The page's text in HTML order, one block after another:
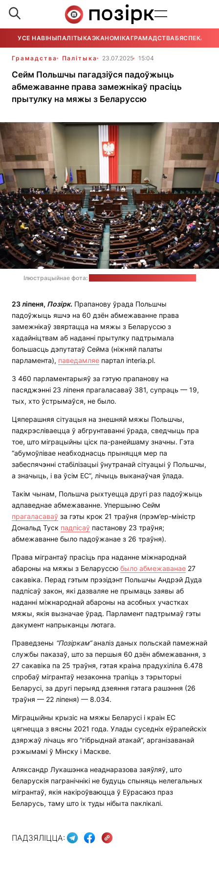
УСЕ НАВІНЫПАЛІТЫКАЭКАНОМІКАГРАМАДСТВАБЯСПЕКА
Грамадства Палітыка 23.07.2025 15:04
Cейм Польшчы пагадзіўся падоўжыць
абмежаванне права замежнікаў прасіць
прытулку на мяжы з Беларуссю
Ілюстрацыйнае фота:
23 ліпеня, Позірк. Прапанову ўрада Польшчы
падоўжыць яшчэ на 60 дзён абмежаванне права
замежнікаў звяртацца на мяжы з Беларуссю з
хадайніцтвам аб наданні прытулку падтрымала
большасць дэпутатаў Сейма (ніжняй палаты
парламента), паведамляе партал interia.pl.
З 460 парламентарыяў за гэтую прапанову на
пасяджэнні 23 ліпеня прагаласаваў 381, супраць — 19,
тых, хто ўстрымаўся, не было.
Цяперашняя сітуацыя на знешняй мяжы Польшчы,
падкрэсліваецца ў абгрунтаванні ўрада, сведчыць пра
тое, што міграцыйны ціск па-ранейшаму значны. Гэта
“абумоўлівае неабходнасць прыняцця мер па
забеспячэнні стабілізацыі ўнутранай сітуацыі ў Польшчы,
а значыць, і ва ўсім ЕС”, лічыць выканаўчая ўлада.
Такім чынам, Польшча рыхтуецца другі раз падоўжыць
адпаведнае абмежаванне. Упершыню Сейм
прагаласаваў за гэты крок 21 траўня (прэм’ер-міністр
Дональд Туск падпісаў пастанову 23 траўня;
абмежаванне было падоўжанае з 26 траўня).
Права мігрантаў прасіць пра наданне міжнароднай
абароны на мяжы з Беларуссю было абмежаванае 27
сакавіка. Перад гэтым прэзідэнт Польшчы Андрэй Дуда
падпісаў закон, які дазваляе не прымаць заявы аб
наданні міжнароднай абароны на асобных участках
мяжы, якія вызначае ўрад. Парламент падтрымаў гэты
дакумент напрыканцы лютага.
Праведзены “Позіркам”аналіз даных польскай памежнай
службы паказаў, што за першыя 60 дзён абмежавання, з
27 сакавіка па 25 траўня, гэтая краіна прадухіліла 6.478
спробаў мігрантаў незаконна трапіць з тэрыторыі
Беларусі, за другі перыяд дзеяння гэтага рашэння (26
траўня — 22 ліпеня) — 8.034.
Міграцыйны крызіс на мяжы Беларусі і краін ЕС
цягнецца з вясны 2021 года. Улады суседніх еўрапейскіх
дзяржаў лічаць яго “гібрыднай атакай”, арганізаванай
рэжымамі ў Мінску і Маскве.
Аляксандр Лукашэнка неаднаразова заяўляў, што
беларускія пагранічнікі не будуць спыняць нелегальных
мігрантаў, якія накіроўваюцца ў Еўрасаюз праз
Беларусь, таму што іх туды нібыта паклікалі.
ПАДЗЯЛІЦЦА: